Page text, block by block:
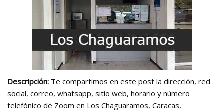
Descripción: Te compartimos en este post la dirección, red
social, correo, whatsapp, sitio web, horario y número
telefónico de Zoom en Los Chaguaramos, Caracas,